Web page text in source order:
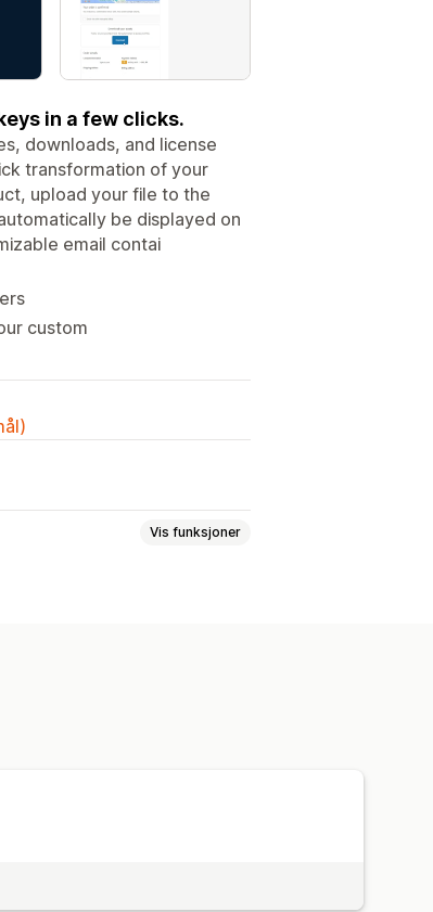
in a few clicks.
downloads, and license
transformation of your
upload your file to the
be displayed on
email contai
custom
Vis funksjoner